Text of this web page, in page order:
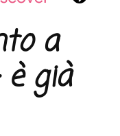
a
è già